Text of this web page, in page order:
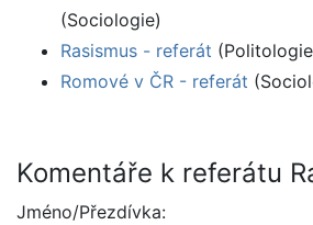
(Sociologie)
Rasismus - referát
Romové v ČR - referát
Komentáře k referátu
Jméno/Přezdívka: